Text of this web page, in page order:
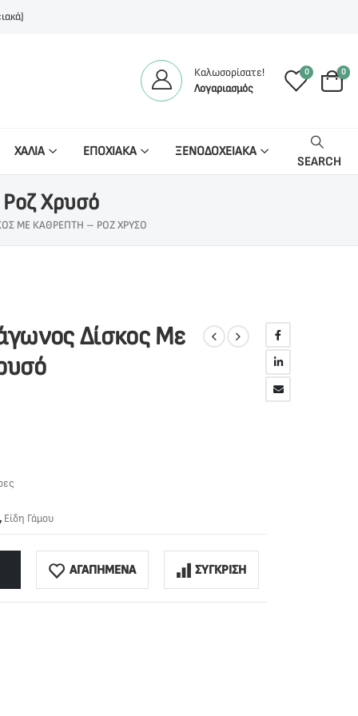
Καλωσορίσατε!
Λογαριασμός
0 0
ΧΑΛΙΑ ΕΠΟΧΙΑΚΑ ΞΕΝΟΔΟΧΕΙΑΚΑ
SEARCH
Χρυσό
ΜΕ ΚΑΘΡΈΠΤΗ – ΡΟΖ ΧΡΥΣΌ
Δίσκος Με
, Είδη Γάμου
ΑΓΑΠΗΜΕΝΑ ΣΥΓΚΡΙΣΗ